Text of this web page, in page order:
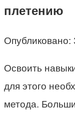
плетению
Опубликовано:
Освоить
для этого
метода.